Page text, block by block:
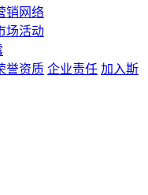
销网络
场活动
誉资质 企业责任 加入斯